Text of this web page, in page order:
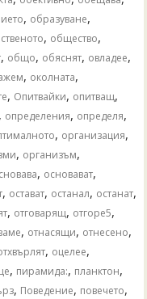
, образуване,
, общество,
, общо, обяснят, овладее,
, околната,
, Опитвайки, опитващ,
, определения, определя,
, организация,
, организъм,
, основават,
, остават, останал, останат,
, отговарящ, отгоре5,
, отнасящи, отнесено,
, оцелее,
, пирамида:, планктон,
, Поведение, повечето,